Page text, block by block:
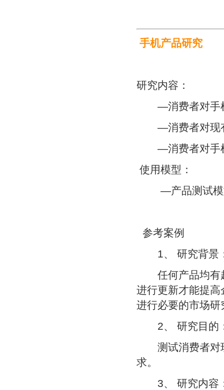
手机产品研究
研究内容：
—消费者对手
—消费者对现
—消费者对手机
使用模型：
—产品测试模
参考案例
1、 研究背景
任何产品均有起
进行更新才能提
进行必要的市场研
2、 研究目的
测试消费者对现
求。
3、 研究内容